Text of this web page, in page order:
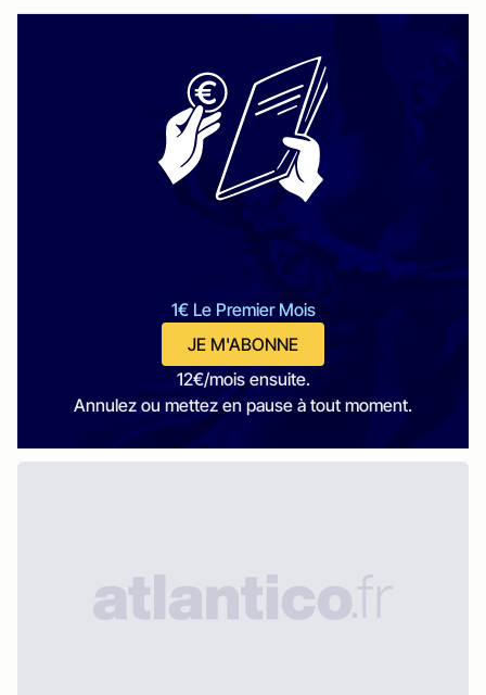
1€ Le Premier Mois
JE M'ABONNE
12€/mois ensuite.
Annulez ou mettez en pause à tout moment.